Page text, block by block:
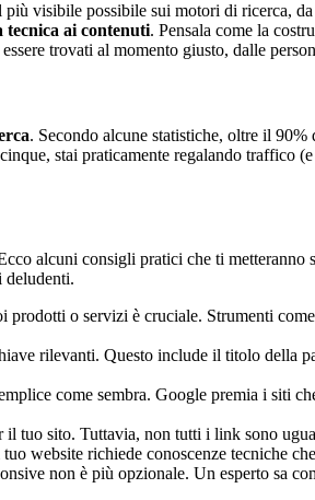
più visibile possibile sui motori di ricerca,
ai contenuti. Pensala come la
trovati al momento giusto, dalle
. Secondo alcune statistiche, oltre il
stai praticamente regalando traffico
alcuni consigli pratici che ti
deludenti.
o servizi è cruciale. Strumenti
rilevanti. Questo include il titolo della
come sembra. Google premia i siti
tuo sito. Tuttavia, non tutti i link sono
website richiede conoscenze tecniche
non è più opzionale. Un esperto sa